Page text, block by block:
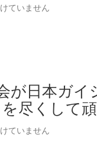
ていません
が日本ガ
尽くして
ていません